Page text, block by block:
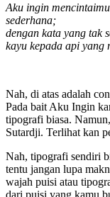
Aku ingin
sederhana;
dengan kata yang tak
kayu kepada api
Nah, di atas adalah
Pada bait Aku Ingin
tipografi biasa.
Sutardji. Terlihat kan
Nah, tipografi sendiri
tentu jangan lupa
wajah puisi atau
dari puisi yang kamu